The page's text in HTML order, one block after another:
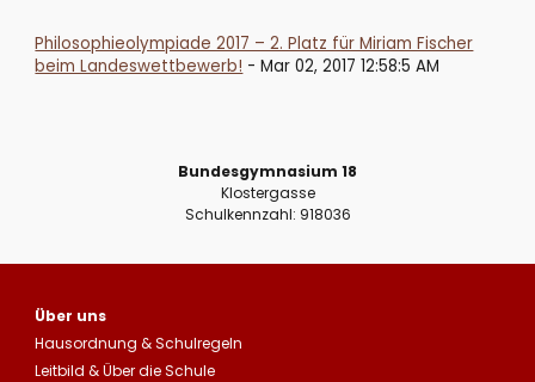
Philosophieolympiade 2017 – 2. Platz für Miriam Fischer
beim Landeswettbewerb! - Mar 02, 2017 12:58:5 AM
Bundesgymnasium 18
Klostergasse
Schulkennzahl: 918036
Über uns
Hausordnung &Schulregeln
Leitbild&Über die Schule